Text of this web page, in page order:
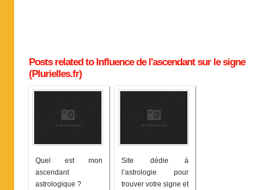
Posts related to Influence de l'ascendant sur le signe
(Plurielles.fr)
Quel est mon
ascendant
astrologique ?
Site dédie à
l’astrologie pour
trouver votre signe et